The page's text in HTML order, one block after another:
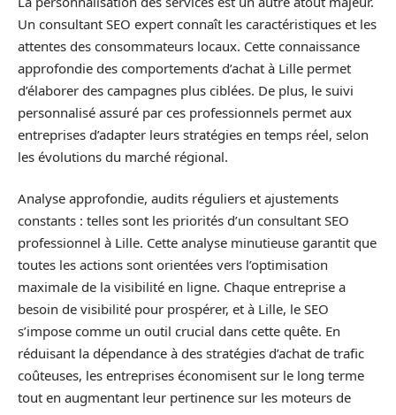
Un consultant SEO expert connaît les caractéristiques et les
attentes des consommateurs locaux. Cette connaissance
approfondie des comportements d’achat à Lille permet
d’élaborer des campagnes plus ciblées. De plus, le suivi
personnalisé assuré par ces professionnels permet aux
entreprises d’adapter leurs stratégies en temps réel, selon
les évolutions du marché régional.
Analyse approfondie, audits réguliers et ajustements
constants : telles sont les priorités d’un consultant SEO
professionnel à Lille. Cette analyse minutieuse garantit que
toutes les actions sont orientées vers l’optimisation
maximale de la visibilité en ligne. Chaque entreprise a
besoin de visibilité pour prospérer, et à Lille, le SEO
s’impose comme un outil crucial dans cette quête. En
réduisant la dépendance à des stratégies d’achat de trafic
coûteuses, les entreprises économisent sur le long terme
tout en augmentant leur pertinence sur les moteurs de